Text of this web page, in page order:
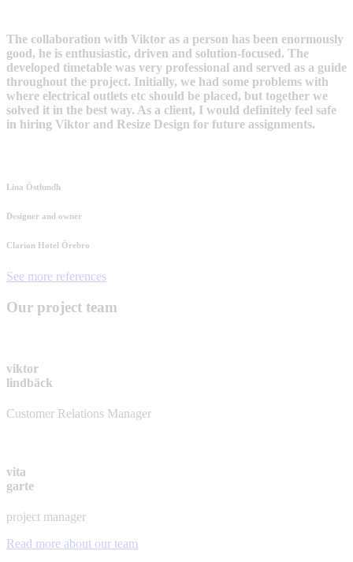
The collaboration with Viktor as a person has been enormously
good, he is enthusiastic, driven and solution-focused. The
developed timetable was very professional and served as a guide
throughout the project. Initially, we had some problems with
where electrical outlets etc should be placed, but together we
solved it in the best way. As a client, I would definitely feel safe
in hiring Viktor and Resize Design for future assignments.
Lina Östlundh
Designer and owner
Clarion Hotel Örebro
See more references
Our project team
viktor
lindbäck
Customer Relations Manager
vita
garte
project manager
Read more about our team